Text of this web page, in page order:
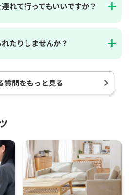
れて行ってもいいですか？
たりしませんか？
質問をもっと見る